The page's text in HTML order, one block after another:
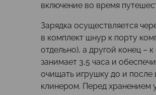
включение во время
Зарядка осуществляется
в комплект шнур к порту
отдельно), а другой конец –
занимает 3,5 часа и
очищать игрушку до и
клинером. Перед хранением